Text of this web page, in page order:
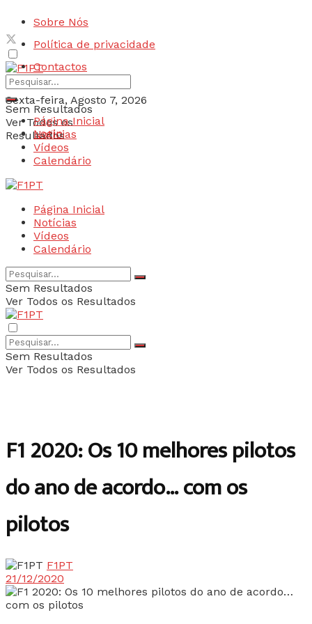
Sobre Nós
Política de privacidade
Contactos
Sexta-feira, Agosto 7, 2026
Login
Sem Resultados
Ver Todos os
Resultados
Página Inicial
Notícias
Vídeos
Calendário
Página Inicial
Notícias
Vídeos
Calendário
Sem Resultados
Ver Todos os Resultados
Sem Resultados
Ver Todos os Resultados
F1 2020: Os 10 melhores pilotos
do ano de acordo… com os
pilotos
F1PT
21/12/2020